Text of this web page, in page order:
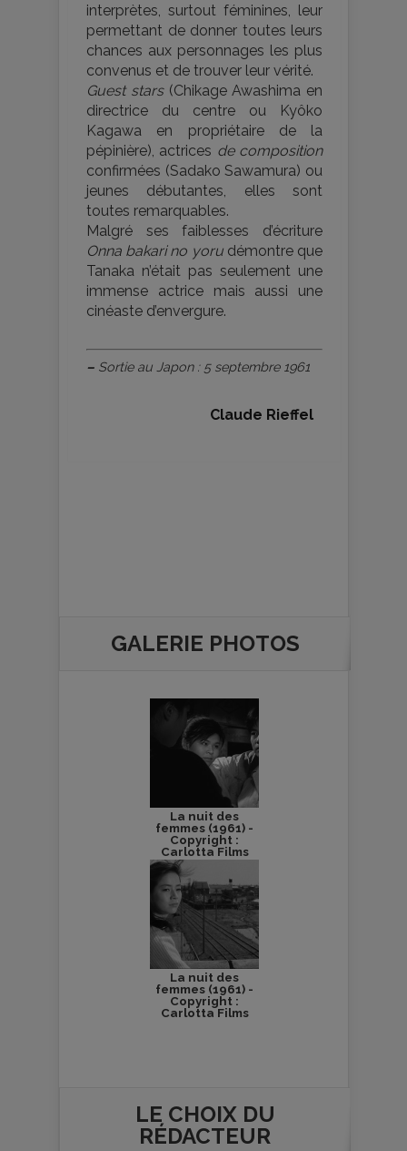
interprètes, surtout féminines, leur
permettant de donner toutes leurs
chances aux personnages les plus
convenus et de trouver leur vérité.
Guest stars(Chikage Awashima en
directrice du centre ou Kyôko
Kagawa en propriétaire de la
pépinière), actrices de composition
confirmées (Sadako Sawamura) ou
jeunes débutantes, elles sont
toutes remarquables.
Malgré ses faiblesses d’écriture
Onna bakari no yorudémontre que
Tanaka n’était pas seulement une
immense actrice mais aussi une
cinéaste d’envergure.
– Sortie au Japon : 5 septembre 1961
Claude Rieffel
GALERIE PHOTOS
La nuit des
femmes (1961) -
Copyright :
Carlotta Films
La nuit des
femmes (1961) -
Copyright :
Carlotta Films
LE CHOIX DU
RÉDACTEUR